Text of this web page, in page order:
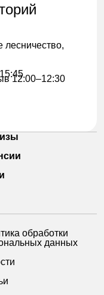
лесничество,
12:00–12:30
обработки
данных